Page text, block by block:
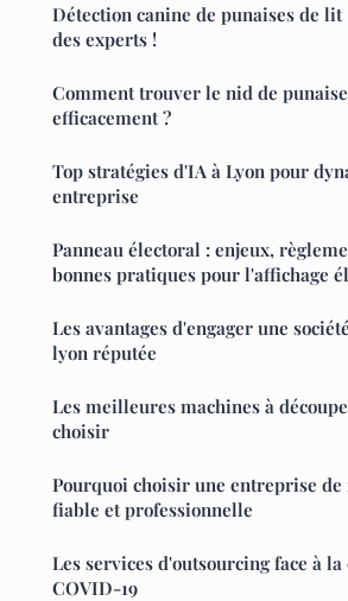
Détection canine de punaises de
des experts !
Comment trouver le nid de
efficacement ?
Top stratégies d'IA à Lyon pour
entreprise
Panneau électoral : enjeux,
bonnes pratiques pour l'affichage
Les avantages d'engager une
lyon réputée
Les meilleures machines à
choisir
Pourquoi choisir une entreprise de
fiable et professionnelle
Les services d'outsourcing face à
COVID-19